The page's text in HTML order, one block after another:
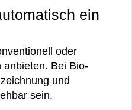
ein
oder
anbieten. Bei Bio-
und
sein.